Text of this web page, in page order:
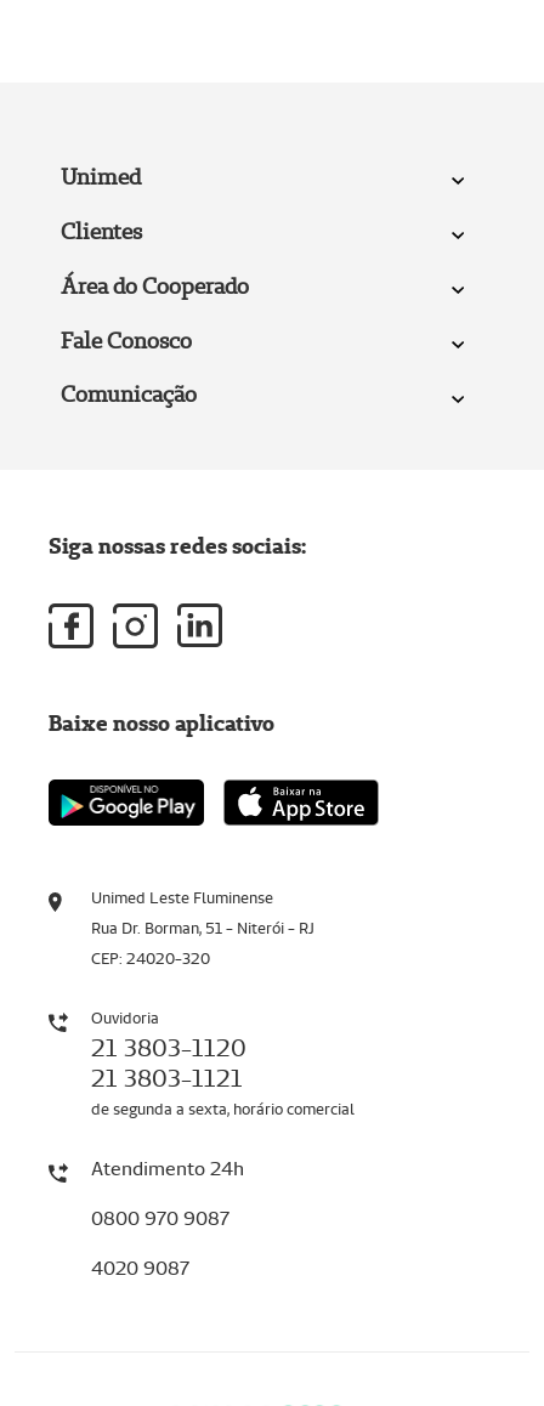
Unimed
Clientes
Área do Cooperado
Fale Conosco
Comunicação
Unimed Leste Fluminense
Rua Dr. Borman, 51 - Niterói - RJ
CEP: 24020-320
Ouvidoria
21 3803-1120
21 3803-1121
de segunda a sexta, horário comercial
Atendimento 24h
0800 970 9087
4020 9087
Siga nossas redes sociais:
Baixe nosso aplicativo